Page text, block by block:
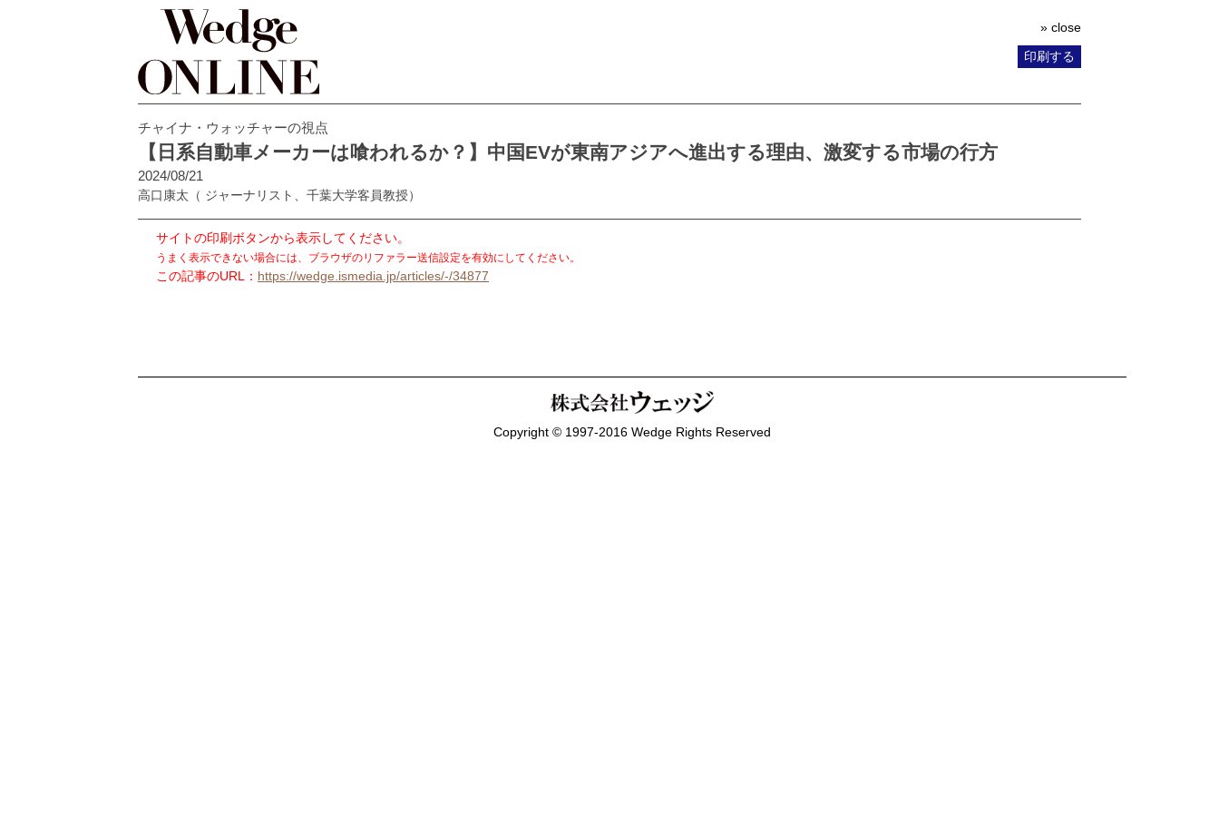
» close
印刷する
チャイナ・ウォッチャーの視点
【日系自動車メーカーは喰われるか？】中国EVが東南アジアへ進出する理由、激変する市場の行方
2024/08/21
高口康太 （ ジャーナリスト、千葉大学客員教授）
サイトの印刷ボタンから表示してください。
うまく表示できない場合には、ブラウザのリファラー送信設定を有効にしてください。
この記事のURL： https://wedge.ismedia.jp/articles/-/34877
Copyright © 1997-2016 Wedge Rights Reserved